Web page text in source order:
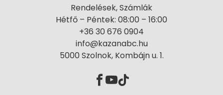
Rendelések, Számlák
Hétfő – Péntek: 08:00 – 16:00
+36 30 676 0904
info@kazanabc.hu
5000 Szolnok, Kombájn u. 1.